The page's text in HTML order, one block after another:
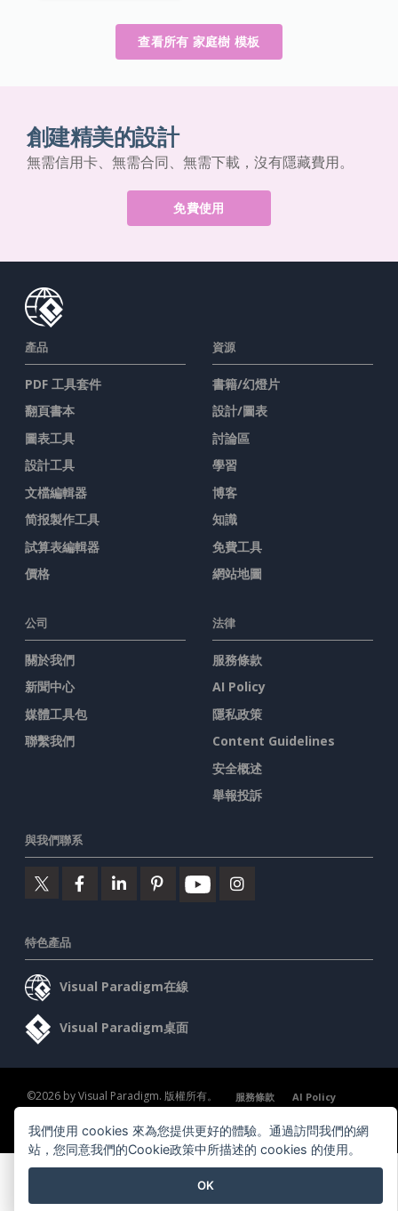
查看所有 家庭樹 模板
創建精美的設計
無需信用卡、無需合同、無需下載，沒有隱藏費用。
免費使用
產品
PDF 工具套件
翻頁書本
圖表工具
設計工具
文檔編輯器
简报製作工具
試算表編輯器
價格
資源
書籍/幻燈片
設計/圖表
討論區
學習
博客
知識
免費工具
網站地圖
公司
關於我們
新聞中心
媒體工具包
聯繫我們
法律
服務條款
AI Policy
隱私政策
Content Guidelines
安全概述
舉報投訴
與我們聯系
特色產品
Visual Paradigm在線
Visual Paradigm桌面
©2026 by Visual Paradigm. 版權所有。 服務條款
AI Policy
Content Guidelines
安全概述
我們使用 cookies 來為您提供更好的體驗。通過訪問我們的網
站，您同意我們的Cookie政策中所描述的 cookies 的使用。
OK